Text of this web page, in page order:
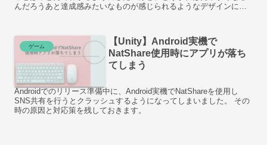
んだろうあと達成感みたいなものが感じられるようなデザインにし
ゲーム
【Unity】Android実機で
NatShare使用時にアプリが落ち
てしまう
Androidでのリリース準備中に、Android実機でNatShareを使用し
SNS共有を行うとクラッシュするようになってしまいました。 その
時の原因と対応策を残しておきます。